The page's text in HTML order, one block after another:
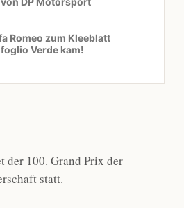
Romeo zum Kleeblatt
Verde kam!
der 100. Grand Prix der
statt.